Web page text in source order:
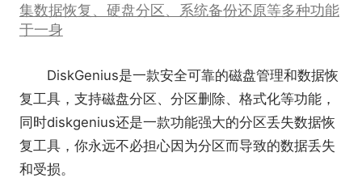
集数据恢复、硬盘分区、系统备份还原等多种功能
于一身
DiskGenius是一款安全可靠的磁盘管理和数据恢
复工具，支持磁盘分区、分区删除、格式化等功能，
同时diskgenius还是一款功能强大的分区丢失数据恢
复工具，你永远不必担心因为分区而导致的数据丢失
和受损。